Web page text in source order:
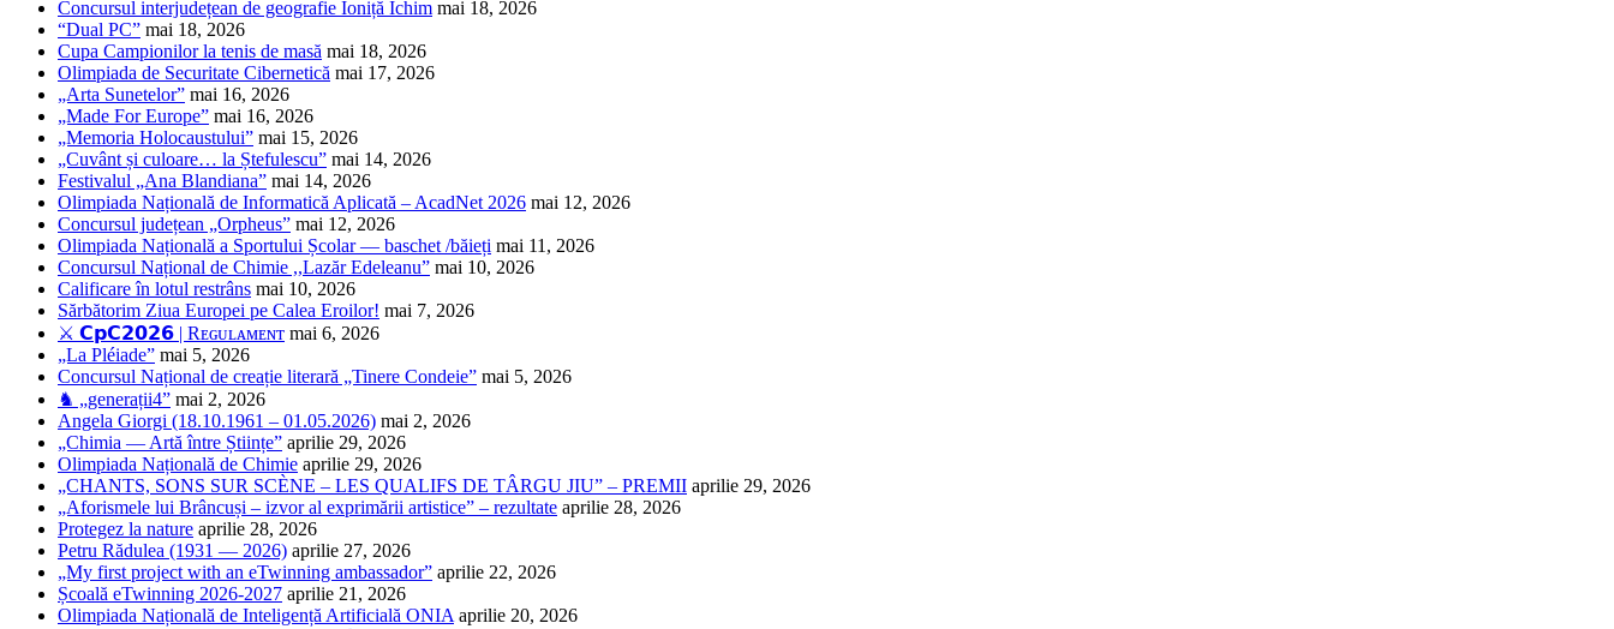
Concursul interjudețean de geografie Ioniță Ichim mai 18, 2026
“Dual PC” mai 18, 2026
Cupa Campionilor la tenis de masă mai 18, 2026
Olimpiada de Securitate Cibernetică mai 17, 2026
„Arta Sunetelor” mai 16, 2026
„Made For Europe” mai 16, 2026
„Memoria Holocaustului” mai 15, 2026
„Cuvânt și culoare… la Ștefulescu” mai 14, 2026
Festivalul „Ana Blandiana” mai 14, 2026
Olimpiada Națională de Informatică Aplicată – AcadNet 2026 mai 12, 2026
Concursul județean „Orpheus” mai 12, 2026
Olimpiada Națională a Sportului Școlar — baschet /băieți mai 11, 2026
Concursul Național de Chimie ,,Lazăr Edeleanu” mai 10, 2026
Calificare în lotul restrâns mai 10, 2026
Sărbătorim Ziua Europei pe Calea Eroilor! mai 7, 2026
⚔️ 𝗖𝗽𝗖𝟮𝟬𝟮𝟲 | Rᴇɢᴜʟᴀᴍᴇɴᴛ mai 6, 2026
„La Pléiade” mai 5, 2026
Concursul Național de creație literară „Tinere Condeie” mai 5, 2026
♞ „generații4” mai 2, 2026
Angela Giorgi (18.10.1961 – 01.05.2026) mai 2, 2026
„Chimia — Artă între Științe” aprilie 29, 2026
Olimpiada Națională de Chimie aprilie 29, 2026
„CHANTS, SONS SUR SCÈNE – LES QUALIFS DE TÂRGU JIU” – PREMII aprilie 29, 2026
„Aforismele lui Brâncuși – izvor al exprimării artistice” – rezultate aprilie 28, 2026
Protegez la nature aprilie 28, 2026
Petru Rădulea (1931 — 2026) aprilie 27, 2026
„My first project with an eTwinning ambassador” aprilie 22, 2026
Școală eTwinning 2026-2027 aprilie 21, 2026
Olimpiada Națională de Inteligență Artificială ONIA aprilie 20, 2026